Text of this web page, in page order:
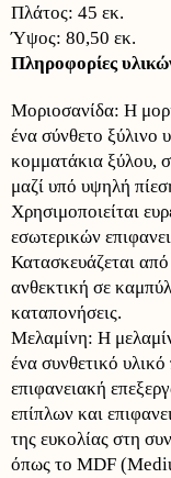
Πλάτος: 45 εκ.
Ύψος: 80,50 εκ.
Πληροφορίες
Μοριοσανίδα: Η
ένα σύνθετο ξύλινο
κομματάκια ξύλου,
μαζί υπό υψηλή
Χρησιμοποιείται
εσωτερικών
Κατασκευάζεται
ανθεκτική σε
καταπονήσεις.
Μελαμίνη: Η
ένα συνθετικό
επιφανειακή
επίπλων και
της ευκολίας στη
όπως το MDF